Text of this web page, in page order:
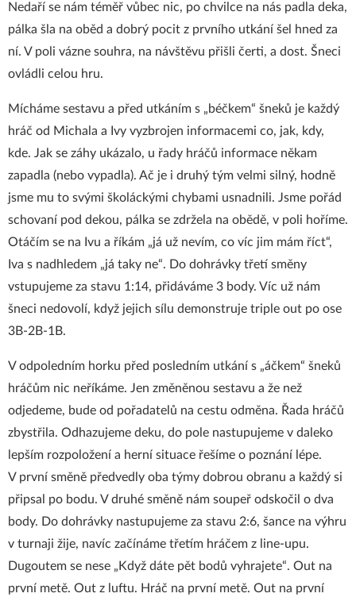
Nedaří se nám téměř vůbec nic, po chvilce na nás padla deka,
pálka šla na oběd a dobrý pocit z prvního utkání šel hned za
ní. V poli vázne souhra, na návštěvu přišli čerti, a dost. Šneci
ovládli celou hru.
Mícháme sestavu a před utkáním s „béčkem“ šneků je každý
hráč od Michala a Ivy vyzbrojen informacemi co, jak, kdy,
kde. Jak se záhy ukázalo, u řady hráčů informace někam
zapadla (nebo vypadla). Ač je i druhý tým velmi silný, hodně
jsme mu to svými školáckými chybami usnadnili. Jsme pořád
schovaní pod dekou, pálka se zdržela na obědě, v poli hoříme.
Otáčím se na Ivu a říkám „já už nevím, co víc jim mám říct“,
Iva s nadhledem „já taky ne“. Do dohrávky třetí směny
vstupujeme za stavu 1:14, přidáváme 3 body. Víc už nám
šneci nedovolí, když jejich sílu demonstruje triple out po ose
3B-2B-1B.
V odpoledním horku před posledním utkání s „áčkem“ šneků
hráčům nic neříkáme. Jen změněnou sestavu a že než
odjedeme, bude od pořadatelů na cestu odměna. Řada hráčů
zbystřila. Odhazujeme deku, do pole nastupujeme v daleko
lepším rozpoložení a herní situace řešíme o poznání lépe.
V první směně předvedly oba týmy dobrou obranu a každý si
připsal po bodu. V druhé směně nám soupeř odskočil o dva
body. Do dohrávky nastupujeme za stavu 2:6, šance na výhru
v turnaji žije, navíc začínáme třetím hráčem z line-upu.
Dugoutem se nese „Když dáte pět bodů vyhrajete“. Out na
první metě. Out z luftu. Hráč na první metě. Out na první